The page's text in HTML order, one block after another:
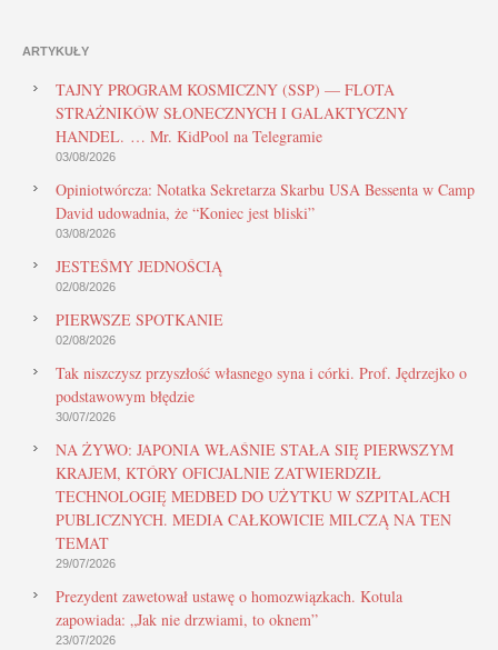
ARTYKUŁY
TAJNY PROGRAM KOSMICZNY (SSP) — FLOTA
STRAŻNIKÓW SŁONECZNYCH I GALAKTYCZNY
HANDEL. … Mr. KidPool na Telegramie
03/08/2026
Opiniotwórcza: Notatka Sekretarza Skarbu USA Bessenta w Camp
David udowadnia, że “Koniec jest bliski”
03/08/2026
JESTEŚMY JEDNOŚCIĄ
02/08/2026
PIERWSZE SPOTKANIE
02/08/2026
Tak niszczysz przyszłość własnego syna i córki. Prof. Jędrzejko o
podstawowym błędzie
30/07/2026
NA ŻYWO: JAPONIA WŁAŚNIE STAŁA SIĘ PIERWSZYM
KRAJEM, KTÓRY OFICJALNIE ZATWIERDZIŁ
TECHNOLOGIĘ MEDBED DO UŻYTKU W SZPITALACH
PUBLICZNYCH. MEDIA CAŁKOWICIE MILCZĄ NA TEN
TEMAT
29/07/2026
Prezydent zawetował ustawę o homozwiązkach. Kotula
zapowiada: „Jak nie drzwiami, to oknem”
23/07/2026